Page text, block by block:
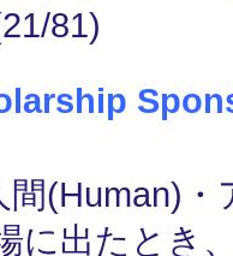
81)
(Human)
に出たとき